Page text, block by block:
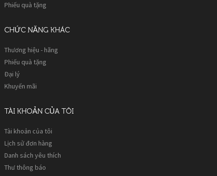
Phiếu quà tặng
CHỨC NĂNG KHÁC
Thương hiệu - hãng
Phiếu quà tặng
Đại lý
Khuyến mãi
TÀI KHOẢN CỦA TÔI
Tài khoản của tôi
Lịch sử đơn hàng
Danh sách yêu thích
Thư thông báo